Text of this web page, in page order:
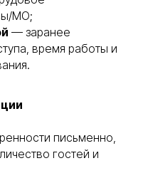
МО;
— заранее
время работы и
письменно,
гостей и